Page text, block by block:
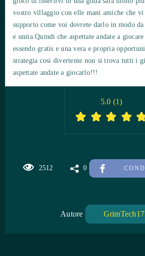
vostro villaggio con elle mani amiche che vi
supporto come voi dovrete darlo in modo
e unita.Quindi che aspettate andate a
essendo gratis e una vera e propria
strategia cosi divertente non si trova tutti i
aspettate andate a giocarlo!!!
2512 0
5.0 (1)
Autore GrimTech17